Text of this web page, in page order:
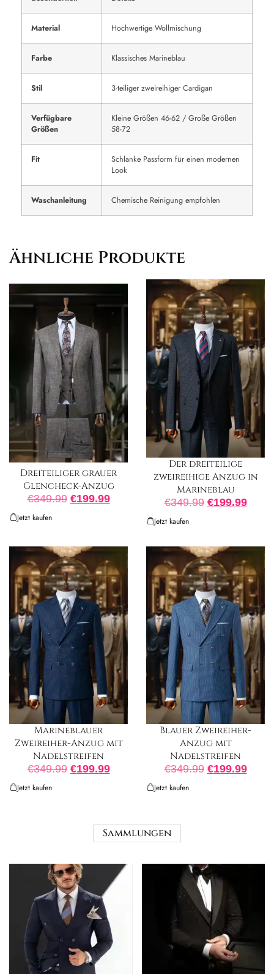
Material Hochwertige Wollmischung
Farbe Klassisches Marineblau
Stil 3-teiliger zweireihiger Cardigan
Verfügbare
Größen
Kleine Größen 46-62 / Große Größen
58-72
Fit
Schlanke Passform für einen modernen
Look
Waschanleitung Chemische Reinigung empfohlen
Ähnliche Produkte
Dreiteiliger grauer
Glencheck-Anzug
€349.99 €199.99
Jetzt kaufen
Der dreiteilige
zweireihige Anzug in
Marineblau
€349.99 €199.99
Jetzt kaufen
Marineblauer
Zweireiher-Anzug mit
Nadelstreifen
€349.99 €199.99
Jetzt kaufen
Blauer Zweireiher-
Anzug mit
Nadelstreifen
€349.99 €199.99
Jetzt kaufen
Sammlungen